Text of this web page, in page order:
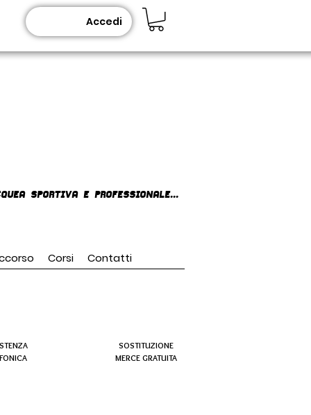
Accedi
SPORTIVA E PROFESSIONALE...
Corsi Contatti
SOSTITUZIONE
MERCE GRATUITA